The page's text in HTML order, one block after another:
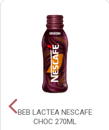
BEB LACTEA NESCAFE
CHOC 270ML